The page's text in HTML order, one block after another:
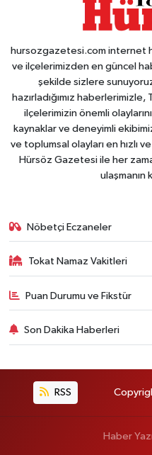
hursozgazetesi.com internet
ve ilçelerimizden en güncel
şekilde sizlere
hazırladığımız
ilçelerimizin önemli
kaynaklar ve deneyimli
ve toplumsal olayları en hızlı
Hürsöz Gazetesi ile her
ulaşmanın
Nöbetçi Eczaneler
Tokat Namaz Vakitleri
Puan Durumu ve Fikstür
Son Dakika Haberleri
RSS
Haber